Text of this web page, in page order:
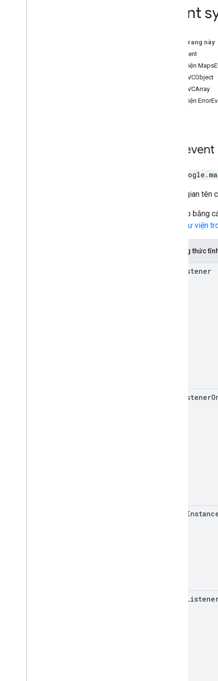
Event
Trên trang này
Lớp event
Giao diện
Lớp MVCObject
Lớp MVCArray
Giao diện
event
Không gian
Truy cập bằng
Thư viện
Phương thức
Listener
Listener